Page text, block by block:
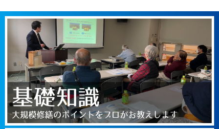
基礎知識
大規模修繕のポイントをプロがお教えします